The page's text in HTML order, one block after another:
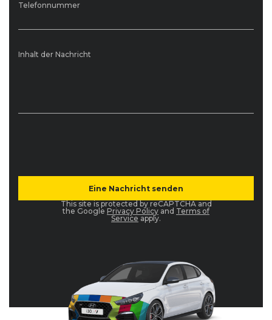
Telefonnummer
Inhalt der Nachricht
This site is protected by reCAPTCHA and
the Google Privacy Policy and Terms of
Service apply.